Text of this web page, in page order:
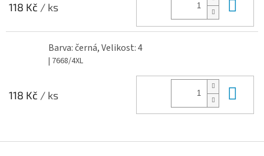
118 Kč / ks
Barva: černá, Velikost: 4
| 7668/4XL
118 Kč / ks